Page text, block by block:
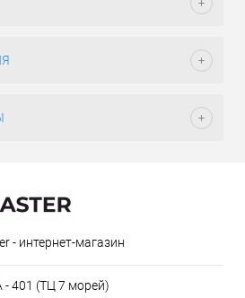
- интернет-магазин
- 401 (ТЦ 7 морей)